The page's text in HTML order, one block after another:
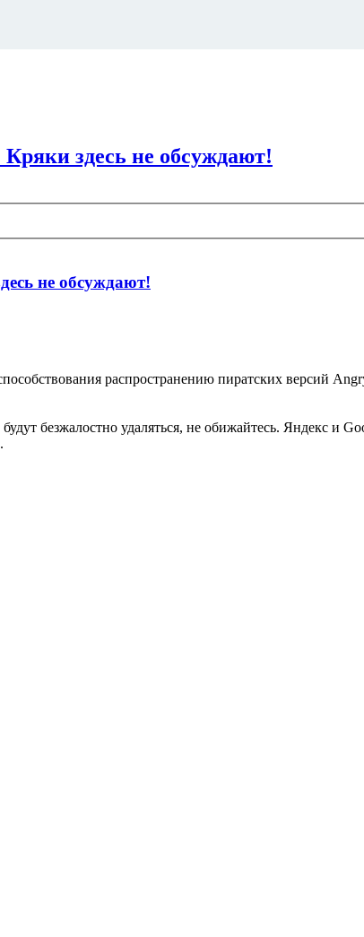
здесь не обсуждают!
не обсуждают!
распространению пиратских версий
безжалостно удаляться, не обижайтесь. Яндекс и